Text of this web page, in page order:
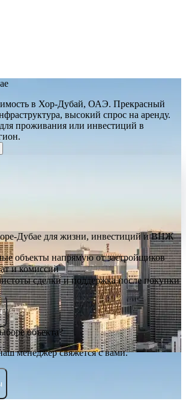
в Хор-Дубай, ОАЭ. Прекрасный
высокий спрос на аренду.
проживания или инвестиций в
Дубае для жизни, инвестиций и ВНЖ
объекты напрямую от застройщиков
и комиссий
сделки и поддержка после покупки
объекта?
менеджер свяжется с вами.